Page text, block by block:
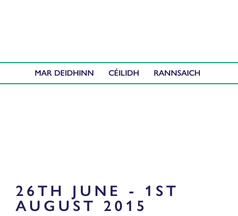
MAR DEIDHINN CÉILIDH
26TH JUNE - 1ST
AUGUST 2015